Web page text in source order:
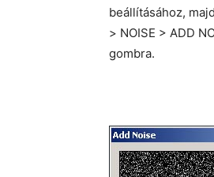
beállításához,
> NOISE > ADD
gombra.